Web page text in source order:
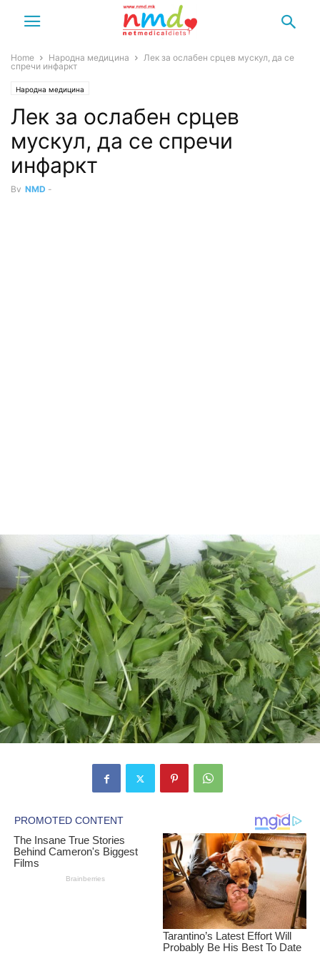
Home Народна медицина
Лек за ослабен срцев мускул, да се
спречи инфаркт
Народна медицина
Лек за ослабен срцев
мускул, да се спречи
инфаркт
By NMD -